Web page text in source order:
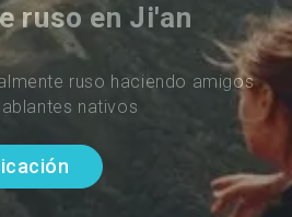
ruso en Ji'an
ruso haciendo amigos
nativos